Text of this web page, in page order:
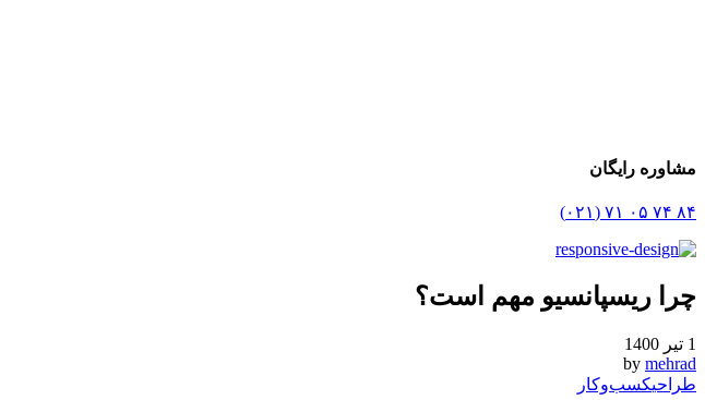
مشاوره رایگان
۸۴ ۷۴ ۰۵ ۷۱ (۰۲۱)
چرا ریسپانسیو مهم است؟
1 تیر 1400
by mehrad
طراحیکسب‌و‌کار